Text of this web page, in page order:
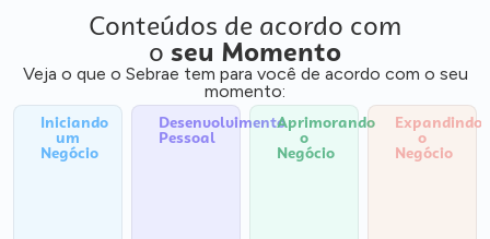
Conteúdos de acordo com
o seu Momento
Veja o que o Sebrae tem para você de acordo com o seu
momento:
Iniciando
um
Negócio
Desenvolvimento
Pessoal
Aprimorando
o
Negócio
Expandindo
o
Negócio